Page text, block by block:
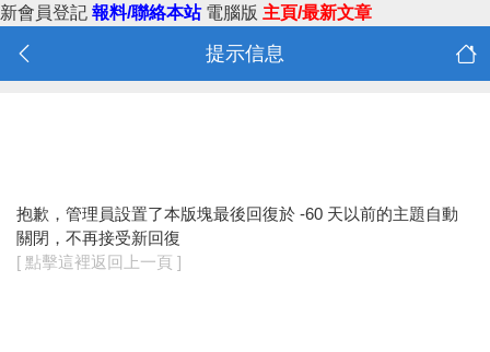
新會員登記 報料/聯絡本站 電腦版 主頁/最新文章
提示信息
抱歉，管理員設置了本版塊最後回復於 -60 天以前的主題自動
關閉，不再接受新回復
[ 點擊這裡返回上一頁 ]